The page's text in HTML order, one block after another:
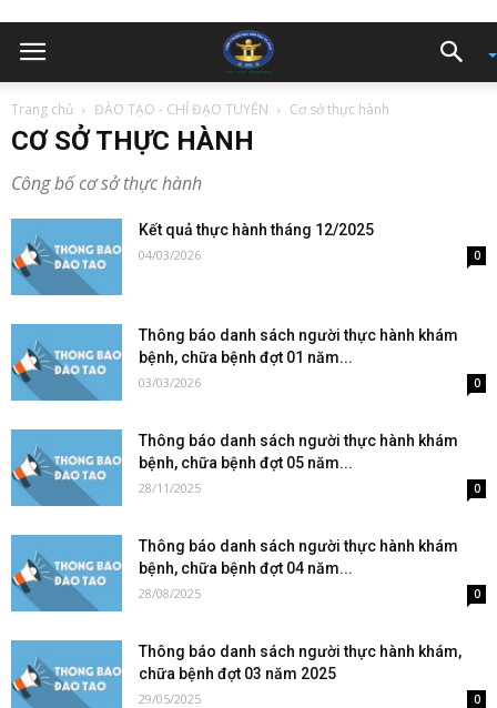
Trang chủ ĐÀO TẠO - CHỈ ĐẠO TUYẾN Cơ sở thực hành
CƠ SỞ THỰC HÀNH
Công bố cơ sở thực hành
Kết quả thực hành tháng 12/2025
04/03/2026 0
Thông báo danh sách người thực hành khám
bệnh, chữa bệnh đợt 01 năm...
03/03/2026 0
Thông báo danh sách người thực hành khám
bệnh, chữa bệnh đợt 05 năm...
28/11/2025 0
Thông báo danh sách người thực hành khám
bệnh, chữa bệnh đợt 04 năm...
28/08/2025 0
Thông báo danh sách người thực hành khám,
chữa bệnh đợt 03 năm 2025
29/05/2025 0